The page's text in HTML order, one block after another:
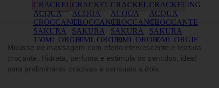
Mousse de massagem com efeito efervescente e textura
crocante. Hidrata, perfuma e estimula os sentidos, ideal
para preliminares criativas e sensuais a dois.